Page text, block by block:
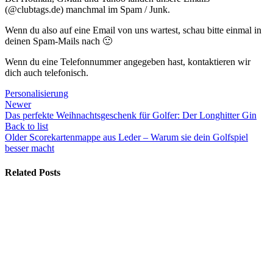
(@clubtags.de) manchmal im Spam / Junk.
Wenn du also auf eine Email von uns wartest, schau bitte einmal in
deinen Spam-Mails nach 🙂
Wenn du eine Telefonnummer angegeben hast, kontaktieren wir
dich auch telefonisch.
Personalisierung
Newer
Das perfekte Weihnachtsgeschenk für Golfer: Der Longhitter Gin
Back to list
Older Scorekartenmappe aus Leder – Warum sie dein Golfspiel
besser macht
Related Posts